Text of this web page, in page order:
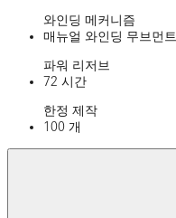
와인딩 메커니즘
매뉴얼 와인딩 무브먼트
파워 리저브
72 시간
한정 제작
100 개